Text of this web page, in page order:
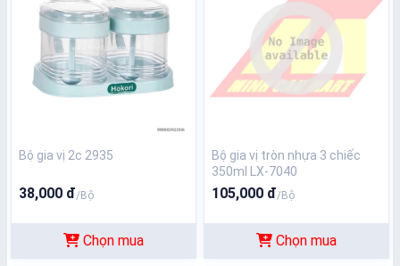
Bộ gia vị 2c 2935
38,000 đ/Bộ
Chọn mua
Bộ gia vị tròn nhựa 3 chiếc
350ml LX-7040
105,000 đ/Bộ
Chọn mua